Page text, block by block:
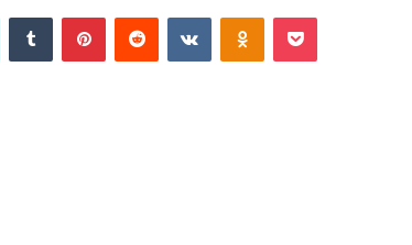
LinkedInTumblr PinterestReddit VKontakteOdnoklassniki
Pocket